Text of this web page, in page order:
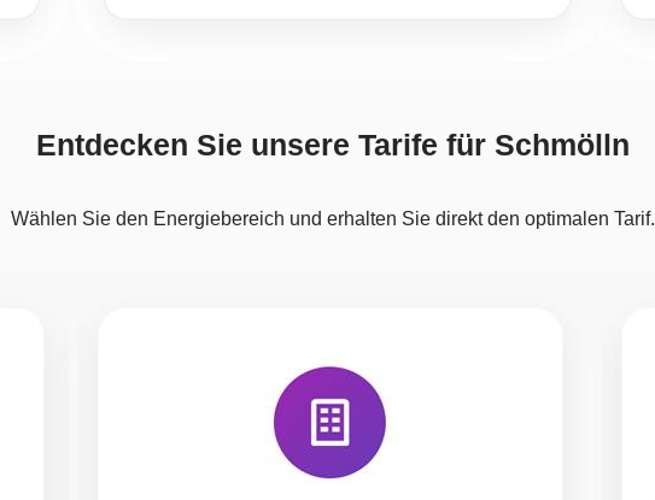
Entdecken Sie unsere Tarife für Schmölln
Wählen Sie den Energiebereich und erhalten Sie direkt den optimalen Tarif.